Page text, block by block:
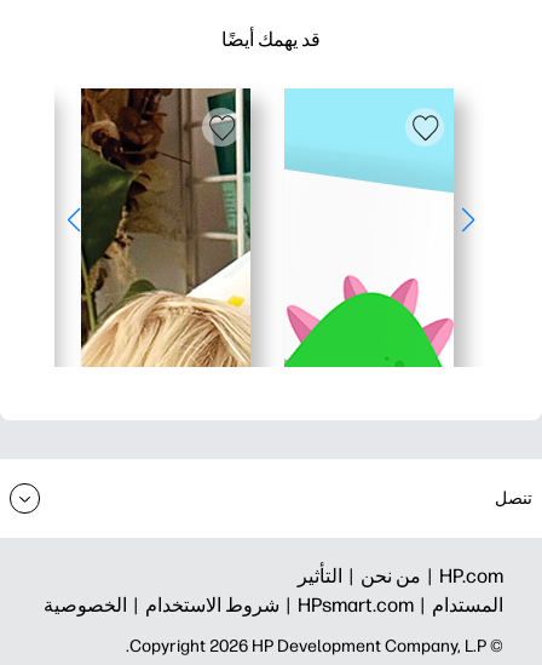
قد يهمك أيضًا
تنصل
HP.com | من نحن | التأثير
المستدام | HPsmart.com | شروط الاستخدام | الخصوصية
© Copyright 2026 HP Development Company, L.P.